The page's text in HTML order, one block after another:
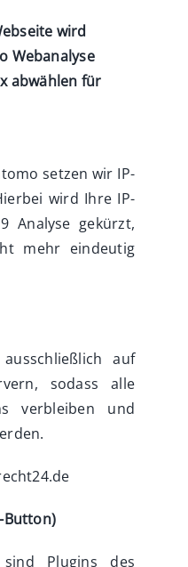
wird
Webanalyse
abwählen für
setzen wir IP-
wird Ihre IP-
Analyse gekürzt,
mehr eindeutig
auf
sodass alle
verbleiben und
Button)
Plugins des